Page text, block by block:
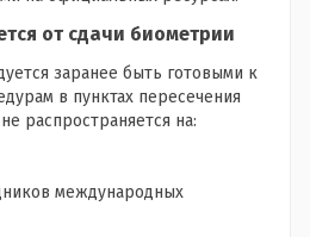
от сдачи биометрии
заранее быть готовыми к
в пунктах пересечения
распространяется на:
международных